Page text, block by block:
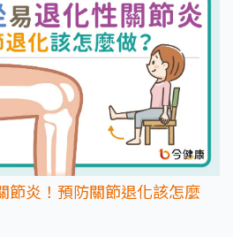
節炎！預防關節退化該怎麼